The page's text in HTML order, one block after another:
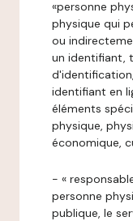
«personne
physique qui
ou
un identifiant,
identifiant en
éléments
physique,
économique,
- «
personne
publique, le